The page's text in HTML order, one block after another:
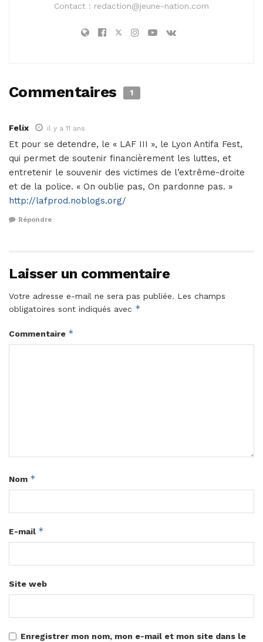
Contact : redaction@jeune-nation.com
Commentaires 1
Felix il y a 11 ans
Et pour se detendre, le « LAF III », le Lyon Antifa Fest,
qui permet de soutenir financièrement les luttes, et
entretenir le souvenir des victimes de l’extrême-droite
et de la police. « On oublie pas, On pardonne pas. »
http://lafprod.noblogs.org/
Répondre
Laisser un commentaire
Votre adresse e-mail ne sera pas publiée. Les champs
obligatoires sont indiqués avec *
Commentaire *
Nom *
E-mail *
Site web
Enregistrer mon nom, mon e-mail et mon site dans le